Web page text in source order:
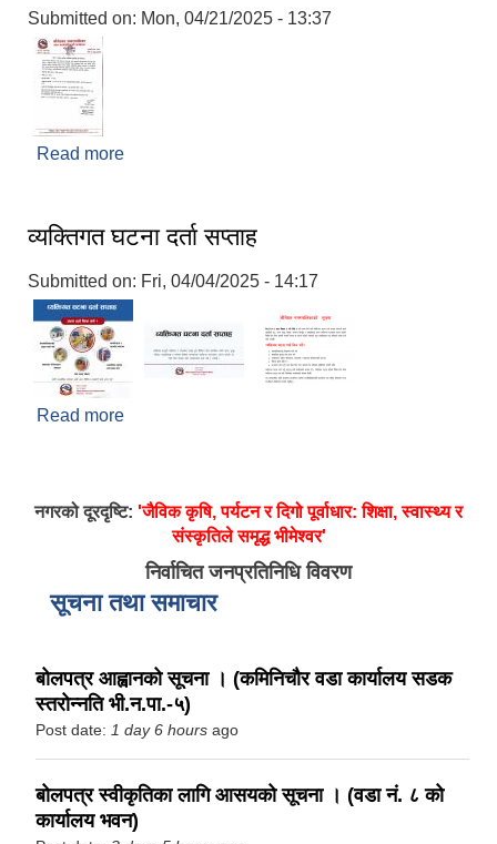
Submitted on: Mon, 04/21/2025 - 13:37
Read more
व्यक्तिगत घटना दर्ता सप्ताह
Submitted on: Fri, 04/04/2025 - 14:17
Read more
नगरको दूरदृष्टि: 'जैविक कृषि, पर्यटन र दिगो पूर्वाधार: शिक्षा, स्वास्थ्य र
संस्कृतिले समृद्ध भीमेश्वर'
निर्वाचित जनप्रतिनिधि विवरण
सूचना तथा समाचार
बोलपत्र आह्वानको सूचना । (कमिनिचौर वडा कार्यालय सडक
स्तरोन्नति भी.न.पा.-५)
Post date: 1 day 6 hours ago
बोलपत्र स्वीकृतिका लागि आसयको सूचना । (वडा नं. ८ को
कार्यालय भवन)